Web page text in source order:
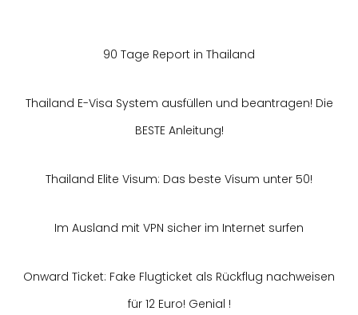
90 Tage Report in Thailand
Thailand E-Visa System ausfüllen und beantragen! Die
BESTE Anleitung!
Thailand Elite Visum: Das beste Visum unter 50!
Im Ausland mit VPN sicher im Internet surfen
Onward Ticket: Fake Flugticket als Rückflug nachweisen
für 12 Euro! Genial !